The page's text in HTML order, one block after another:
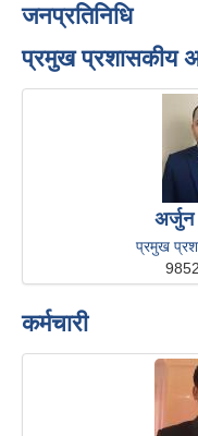
जनप्रतिनिधि
प्रमुख प्रशासकीय
प्रमुख
कर्मचारी